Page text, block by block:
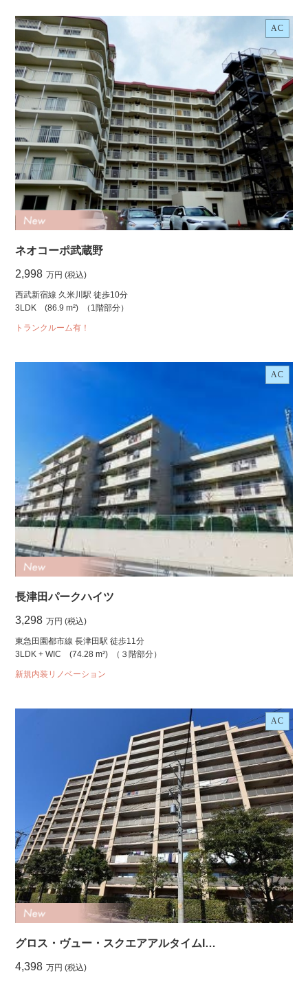
AC
ネオコーポ武蔵野
2,998 万円 (税込)
西武新宿線 久米川駅 徒歩10分
3LDK
(86.9 m²) （1階部分）
トランクルーム有！
AC
長津田パークハイツ
3,298 万円 (税込)
東急田園都市線 長津田駅 徒歩11分
3LDK + WIC
(74.28 m²) （３階部分）
新規内装リノベーション
AC
グロス・ヴュー・スクエアアルタイムI…
4,398 万円 (税込)